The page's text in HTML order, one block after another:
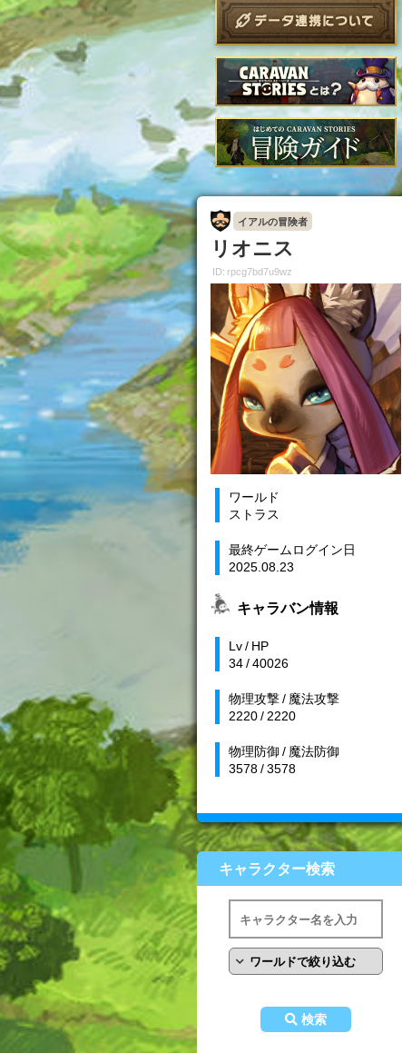
イアルの冒険者
リオニス
ID: rpcg7bd7u9wz
ワールド
ストラス
最終ゲームログイン日
2025.08.23
キャラバン情報
Lv / HP
34 / 40026
物理攻撃 / 魔法攻撃
2220 / 2220
物理防御 / 魔法防御
3578 / 3578
キャラクター検索
検索